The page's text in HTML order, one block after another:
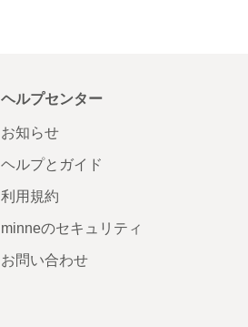
ヘルプセンター
お知らせ
ヘルプとガイド
利用規約
minneのセキュリティ
お問い合わせ